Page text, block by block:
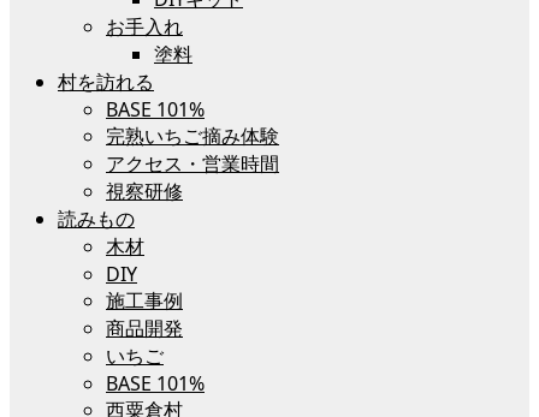
お手入れ
塗料
村を訪れる
BASE 101%
完熟いちご摘み体験
アクセス・営業時間
視察研修
読みもの
木材
DIY
施工事例
商品開発
いちご
BASE 101%
西粟倉村